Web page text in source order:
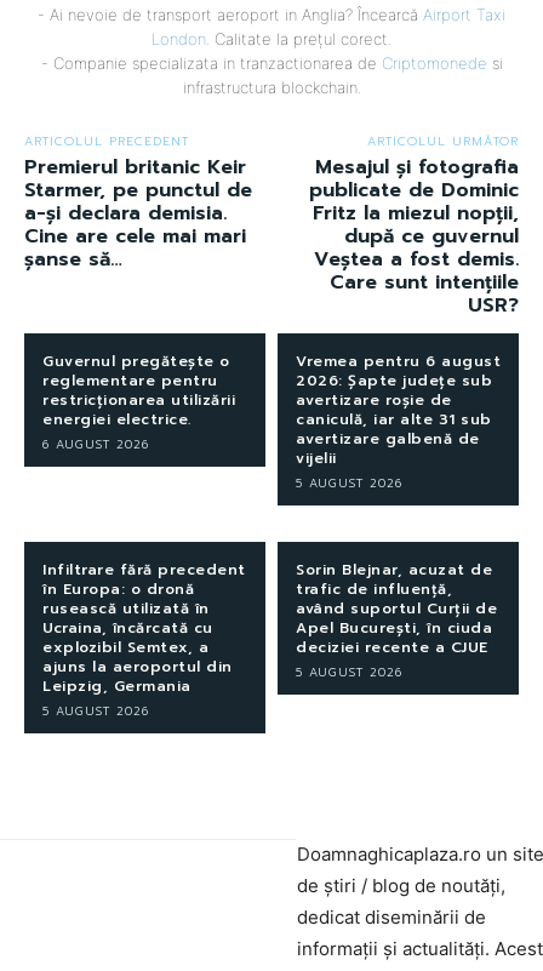
- Ai nevoie de transport aeroport in Anglia? Încearcă Airport Taxi
London . Calitate la prețul corect.
- Companie specializata in tranzactionarea de Criptomonede si
infrastructura blockchain.
ARTICOLUL PRECEDENT
Premierul britanic Keir
Starmer, pe punctul de
a-și declara demisia.
Cine are cele mai mari
șanse să…
ARTICOLUL URMĂTOR
Mesajul și fotografia
publicate de Dominic
Fritz la miezul nopții,
după ce guvernul
Veștea a fost demis.
Care sunt intențiile
USR?
Guvernul pregătește o
reglementare pentru
restricționarea utilizării
energiei electrice.
6 AUGUST 2026
Vremea pentru 6 august
2026: Șapte județe sub
avertizare roșie de
caniculă, iar alte 31 sub
avertizare galbenă de
vijelii
5 AUGUST 2026
Infiltrare fără precedent
în Europa: o dronă
rusească utilizată în
Ucraina, încărcată cu
explozibil Semtex, a
ajuns la aeroportul din
Leipzig, Germania
5 AUGUST 2026
Sorin Blejnar, acuzat de
trafic de influență,
având suportul Curții de
Apel București, în ciuda
deciziei recente a CJUE
5 AUGUST 2026
Doamnaghicaplaza.ro un site
de știri / blog de noutăți,
dedicat diseminării de
informații și actualități.